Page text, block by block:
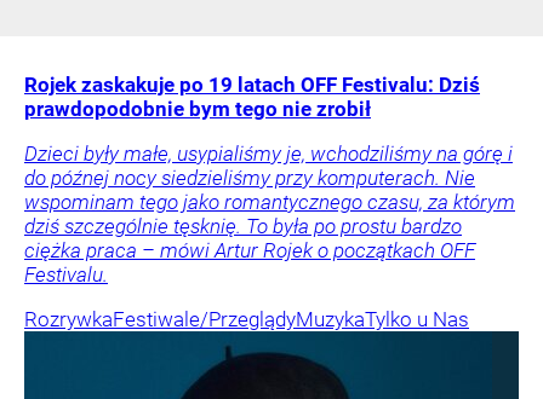
Rojek zaskakuje po 19 latach OFF Festivalu: Dziś
prawdopodobnie bym tego nie zrobił
Dzieci były małe, usypialiśmy je, wchodziliśmy na górę i
do późnej nocy siedzieliśmy przy komputerach. Nie
wspominam tego jako romantycznego czasu, za którym
dziś szczególnie tęsknię. To była po prostu bardzo
ciężka praca – mówi Artur Rojek o początkach OFF
Festivalu.
RozrywkaFestiwale/PrzeglądyMuzykaTylko u Nas